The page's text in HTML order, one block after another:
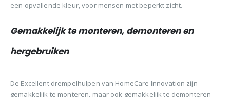
een opvallende kleur, voor mensen met beperkt zicht.
Gemakkelijk te monteren, demonteren en
hergebruiken
De Excellent drempelhulpen van HomeCare Innovation zijn
gemakkelijk te monteren, maar ook gemakkelijk te demonteren